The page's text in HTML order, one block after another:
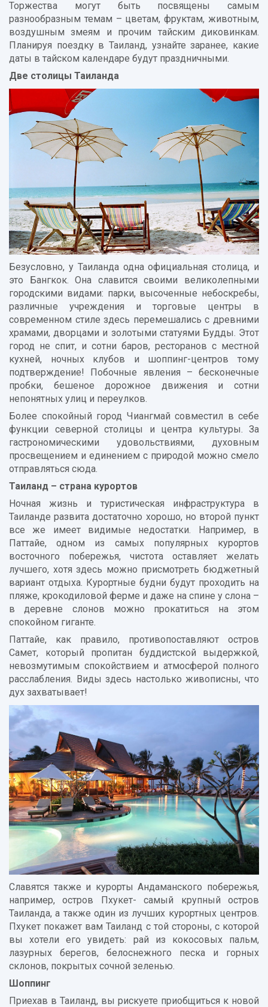
Торжества могут быть посвящены самым
разнообразным темам – цветам, фруктам, животным,
воздушным змеям и прочим тайским диковинкам.
Планируя поездку в Таиланд, узнайте заранее, какие
даты в тайском календаре будут праздничными.
Две столицы Таиланда
Безусловно, у Таиланда одна официальная столица, и
это Бангкок. Она славится своими великолепными
городскими видами: парки, высоченные небоскребы,
различные учреждения и торговые центры в
современном стиле здесь перемешались с древними
храмами, дворцами и золотыми статуями Будды. Этот
город не спит, и сотни баров, ресторанов с местной
кухней, ночных клубов и шоппинг-центров тому
подтверждение! Побочные явления – бесконечные
пробки, бешеное дорожное движения и сотни
непонятных улиц и переулков.
Более спокойный город Чиангмай совместил в себе
функции северной столицы и центра культуры. За
гастрономическими удовольствиями, духовным
просвещением и единением с природой можно смело
отправляться сюда.
Таиланд – страна курортов
Ночная жизнь и туристическая инфраструктура в
Таиланде развита достаточно хорошо, но второй пункт
все же имеет видимые недостатки. Например, в
Паттайе, одном из самых популярных курортов
восточного побережья, чистота оставляет желать
лучшего, хотя здесь можно присмотреть бюджетный
вариант отдыха. Курортные будни будут проходить на
пляже, крокодиловой ферме и даже на спине у слона –
в деревне слонов можно прокатиться на этом
спокойном гиганте.
Паттайе, как правило, противопоставляют остров
Самет, который пропитан буддистской выдержкой,
невозмутимым спокойствием и атмосферой полного
расслабления. Виды здесь настолько живописны, что
дух захватывает!
Славятся также и курорты Андаманского побережья,
например, остров Пхукет- самый крупный остров
Таиланда, а также один из лучших курортных центров.
Пхукет покажет вам Таиланд с той стороны, с которой
вы хотели его увидеть: рай из кокосовых пальм,
лазурных берегов, белоснежного песка и горных
склонов, покрытых сочной зеленью.
Шоппинг
Приехав в Таиланд, вы рискуете приобщиться к новой